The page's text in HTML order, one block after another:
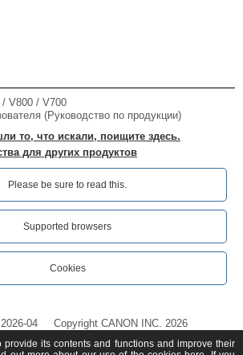
V800 / V700
(Руководство по продукции)
то, что искали, поищите здесь.
для других продуктов
Please be sure to read this.‎
Supported browsers
Cookies
2026-04 Copyright CANON INC. 2026
provide its contents and functions and improve their